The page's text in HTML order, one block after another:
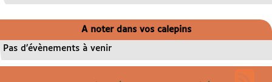
A noter dans vos calepins
Pas d’évènements à venir